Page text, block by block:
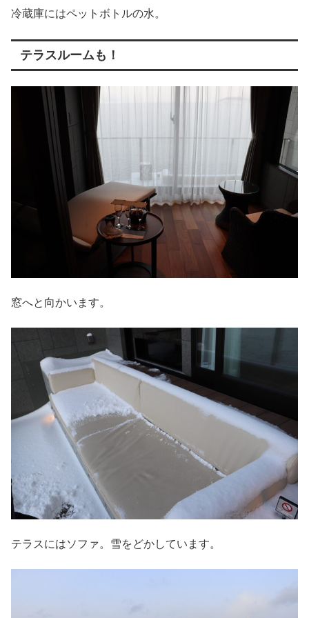
冷蔵庫にはペットボトルの水。
テラスルームも！
窓へと向かいます。
テラスにはソファ。雪をどかしています。